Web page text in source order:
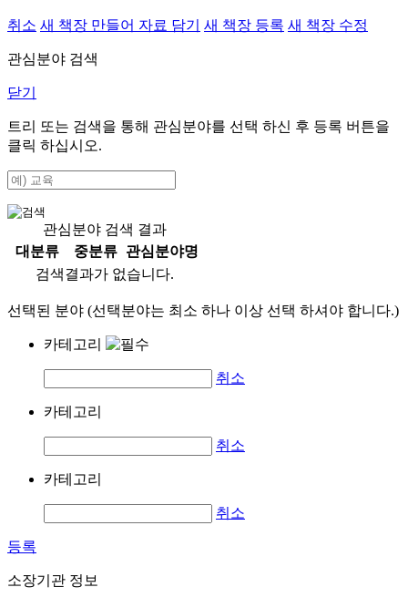
취소 새 책장 만들어 자료 담기 새 책장 등록 새 책장 수정
관심분야 검색
닫기
트리 또는 검색을 통해 관심분야를 선택 하신 후 등록 버튼을
클릭 하십시오.
관심분야 검색 결과
대분류
중분류
관심분야명
검색결과가 없습니다.
선택된 분야 (선택분야는 최소 하나 이상 선택 하셔야 합니다.)
카테고리
취소
카테고리
취소
카테고리
취소
등록
소장기관 정보